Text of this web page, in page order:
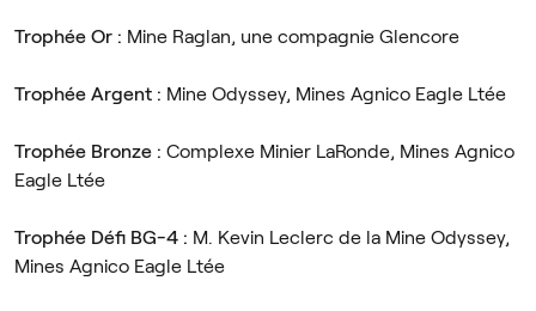
Trophée Or : Mine Raglan, une compagnie Glencore
Trophée Argent : Mine Odyssey, Mines Agnico Eagle Ltée
Trophée Bronze : Complexe Minier LaRonde, Mines Agnico
Eagle Ltée
Trophée Défi BG-4 : M. Kevin Leclerc de la Mine Odyssey,
Mines Agnico Eagle Ltée